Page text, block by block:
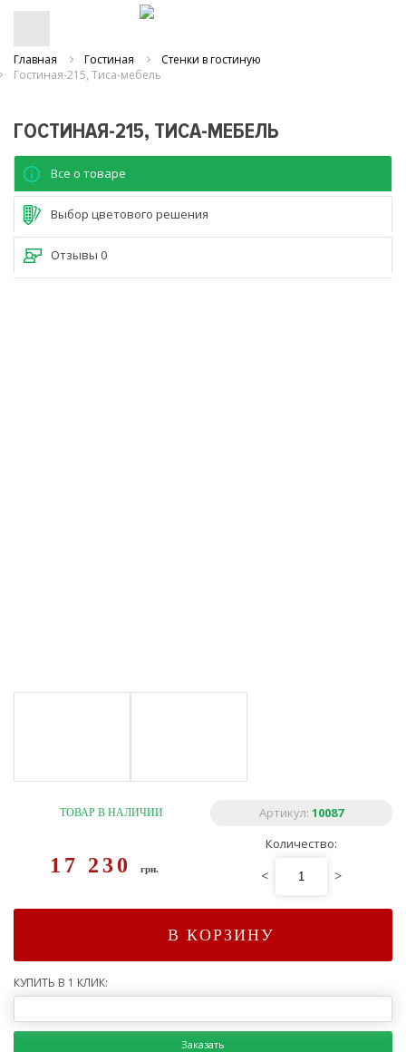
Главная Гостиная
Стенки в гостиную
Гостиная-215, Тиса-мебель
ГОСТИНАЯ-215, ТИСА-МЕБЕЛЬ
Все о товаре
Выбор цветового решения
Отзывы 0
ТОВАР В НАЛИЧИИ Артикул: 10087
17 230грн.
Количество:
< >
В КОРЗИНУ
КУПИТЬ В 1 КЛИК:
Заказать